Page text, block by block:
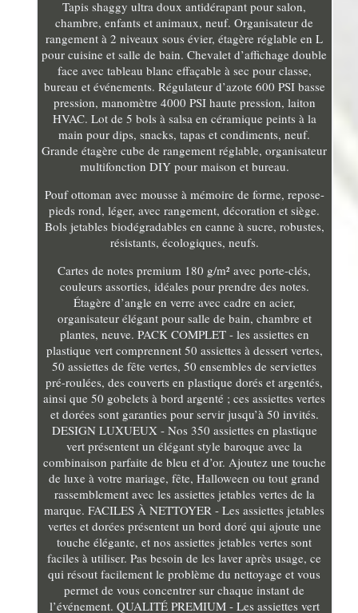
Tapis shaggy ultra doux antidérapant pour salon,
chambre, enfants et animaux, neuf. Organisateur de
rangement à 2 niveaux sous évier, étagère réglable en L
pour cuisine et salle de bain. Chevalet d’affichage double
face avec tableau blanc effaçable à sec pour classe,
bureau et événements. Régulateur d’azote 600 PSI basse
pression, manomètre 4000 PSI haute pression, laiton
HVAC. Lot de 5 bols à salsa en céramique peints à la
main pour dips, snacks, tapas et condiments, neuf.
Grande étagère cube de rangement réglable, organisateur
multifonction DIY pour maison et bureau.
Pouf ottoman avec mousse à mémoire de forme, repose-
pieds rond, léger, avec rangement, décoration et siège.
Bols jetables biodégradables en canne à sucre, robustes,
résistants, écologiques, neufs.
Cartes de notes premium 180 g/m² avec porte-clés,
couleurs assorties, idéales pour prendre des notes.
Étagère d’angle en verre avec cadre en acier,
organisateur élégant pour salle de bain, chambre et
plantes, neuve. PACK COMPLET - les assiettes en
plastique vert comprennent 50 assiettes à dessert vertes,
50 assiettes de fête vertes, 50 ensembles de serviettes
pré-roulées, des couverts en plastique dorés et argentés,
ainsi que 50 gobelets à bord argenté ; ces assiettes vertes
et dorées sont garanties pour servir jusqu’à 50 invités.
DESIGN LUXUEUX - Nos 350 assiettes en plastique
vert présentent un élégant style baroque avec la
combinaison parfaite de bleu et d’or. Ajoutez une touche
de luxe à votre mariage, fête, Halloween ou tout grand
rassemblement avec les assiettes jetables vertes de la
marque. FACILES À NETTOYER - Les assiettes jetables
vertes et dorées présentent un bord doré qui ajoute une
touche élégante, et nos assiettes jetables vertes sont
faciles à utiliser. Pas besoin de les laver après usage, ce
qui résout facilement le problème du nettoyage et vous
permet de vous concentrer sur chaque instant de
l’événement. QUALITÉ PREMIUM - Les assiettes vert